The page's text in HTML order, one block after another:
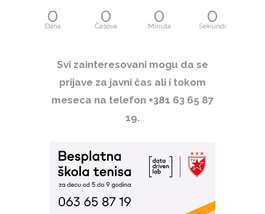
0
Dana 0
Časova 0
Minuta 0
Sekundi
Svi zainteresovani mogu da se
prijave za javni čas ali i tokom
meseca na telefon +381 63 65 87
19.